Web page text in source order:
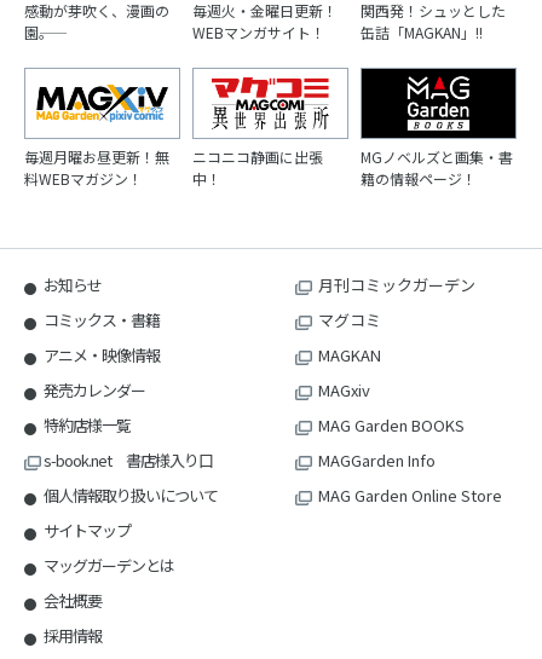
感動が芽吹く、漫画の
園――。
毎週火・金曜日更新！
WEBマンガサイト！
関西発！シュッとした
缶詰「MAGKAN」!!
毎週月曜お昼更新！無
料WEBマガジン！
ニコニコ静画に出張
中！
MGノベルズと画集・書
籍の情報ページ！
お知らせ
コミックス・書籍
アニメ・映像情報
発売カレンダー
特約店様一覧
s-book.net 書店様入り口
個人情報取り扱いについて
サイトマップ
マッグガーデンとは
会社概要
採用情報
月刊コミックガーデン
マグコミ
MAGKAN
MAGxiv
MAG Garden BOOKS
MAGGarden Info
MAG Garden Online Store